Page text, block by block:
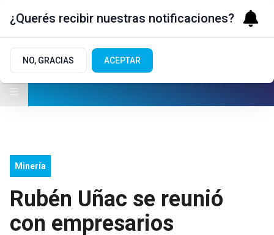
Minería
Rubén Uñac se reunió
con empresarios
¿Querés recibir nuestras notificaciones?
NO, GRACIAS ACEPTAR